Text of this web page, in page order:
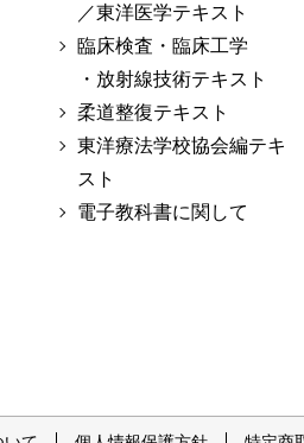
／東洋医学テキスト
臨床検査・臨床工学
・放射線技術テキスト
柔道整復テキスト
東洋療法学校協会編テキ
スト
電子教科書に関して